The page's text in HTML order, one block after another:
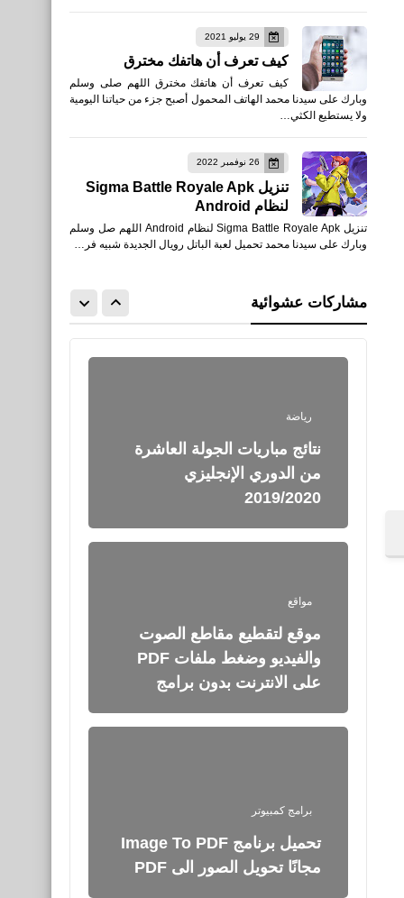
29 يوليو 2021
كيف تعرف أن هاتفك مخترق
كيف تعرف أن هاتفك مخترق اللهم صلى وسلم
وبارك على سيدنا محمد الهاتف المحمول أصبح جزء من حياتنا اليومية
ولا يستطيع الكثي…
26 نوفمبر 2022
تنزيل Sigma Battle Royale Apk
لنظام Android
تنزيل Sigma Battle Royale Apk لنظام Android اللهم صل وسلم
وبارك على سيدنا محمد تحميل لعبة الباتل رويال الجديدة شبيه فر…
مشاركات عشوائية
صحة
أسباب وأعراض أنخفاض ضغط
الدم
الكمبيوتر فيديو بجودة عالية
رياضة
نتائج مباريات الجولة العاشرة
من الدوري الإنجليزي
2019/2020
مواقع
موقع لتقطيع مقاطع الصوت
والفيديو وضغط ملفات PDF
على الانترنت بدون برامج
برامج كمبيوتر
تحميل برنامج Image To PDF
مجانًا تحويل الصور الى PDF